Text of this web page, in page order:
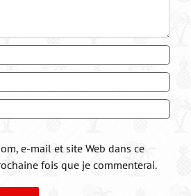
e-mail et site Web dans ce
fois que je commenterai.